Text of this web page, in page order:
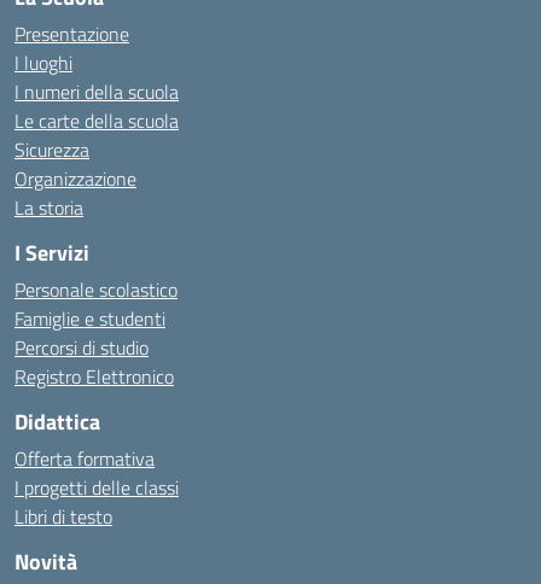
Presentazione
I luoghi
I numeri della scuola
Le carte della scuola
Sicurezza
Organizzazione
La storia
I Servizi
Personale scolastico
Famiglie e studenti
Percorsi di studio
Registro Elettronico
Didattica
Offerta formativa
I progetti delle classi
Libri di testo
Novità